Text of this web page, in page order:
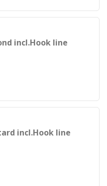
incl.Hook line
incl.Hook line